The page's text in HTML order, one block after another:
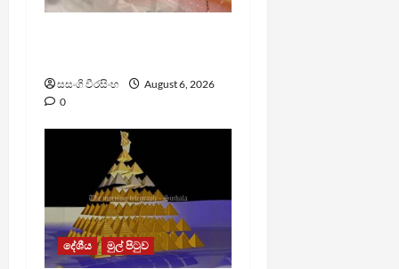
සසංගි වීරසිංහ
August 6, 2026
0
දේශීය මුල් පිටුව